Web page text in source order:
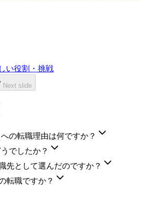
い役割・挑戦
Next slide
の転職理由は何ですか？
でしたか？
先として選んだのですか？
転職ですか？